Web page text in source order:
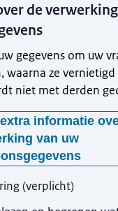
de
gegevens om uw
waarna ze
niet met derden
informatie
van uw
(verplicht)